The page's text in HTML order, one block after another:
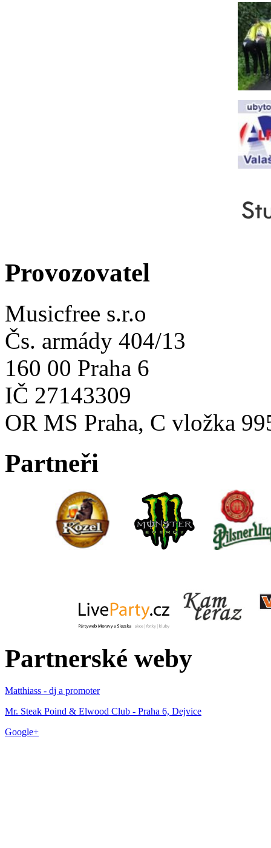
Provozovatel
Musicfree s.r.o
Čs. armády 404/13
160 00 Praha 6
IČ 27143309
OR MS Praha, C vložka
Partneři
Partnerské weby
Matthiass - dj a promoter
Mr. Steak Poind & Elwood Club - Praha 6, Dejvice
Google+